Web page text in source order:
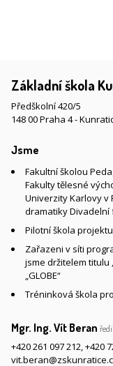
Základní škola
Předškolní 420/5
148 00 Praha 4 -
Jsme
Fakultní školou
Fakulty tělesné
Univerzity Karlovy v
dramatiky Divadelní
Pilotní škola
Zařazeni v síti
jsme držitelem titulu
„GLOBE“
Tréninková škola
Mgr. Ing. Vít Beran
+420 261 097 212,+420